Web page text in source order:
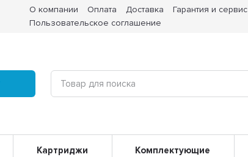
О компании Оплата Доставка Гарантия и сервис
Пользовательское соглашение
Картриджи Комплектующие